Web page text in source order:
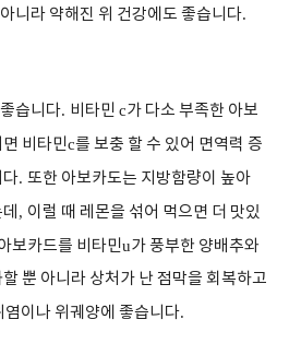
니라 약해진 위 건강에도 좋습니다.
습니다. 비타민 c가 다소 부족한 아보
비타민c를 보충 할 수 있어 면역력 증
다. 또한 아보카도는 지방함량이 높아
, 이럴 때 레몬을 섞어 먹으면 더 맛있
보카드를 비타민u가 풍부한 양배추와
뿐 아니라 상처가 난 점막을 회복하고
염이나 위궤양에 좋습니다.